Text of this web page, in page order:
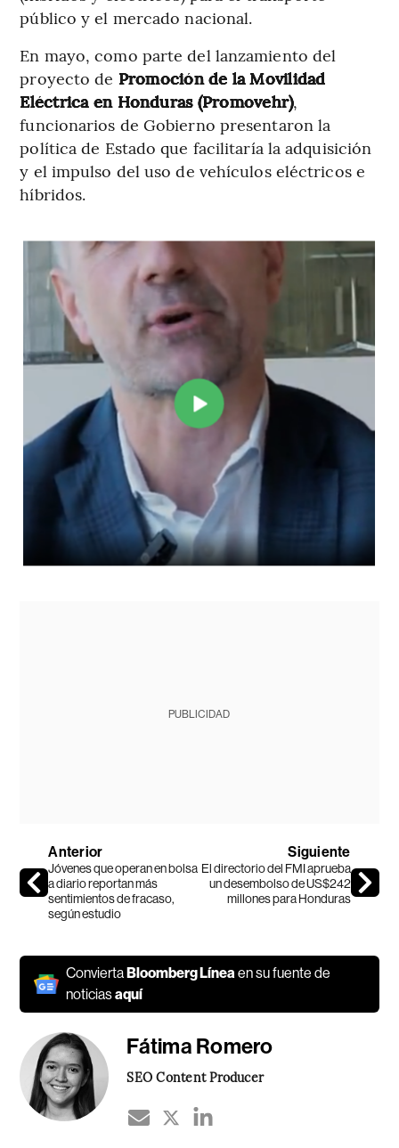
público y el mercado nacional.
En mayo, como parte del lanzamiento del
proyecto de Promoción de la Movilidad
Eléctrica en Honduras (Promovehr),
funcionarios de Gobierno presentaron la
política de Estado que facilitaría la adquisición
y el impulso del uso de vehículos eléctricos e
híbridos.
PUBLICIDAD
Anterior
Jóvenes que operan en bolsa
a diario reportan más
sentimientos de fracaso,
según estudio
Siguiente
El directorio del FMI aprueba
un desembolso de US$242
millones para Honduras
ConviertaBloomberg Líneaen su fuente de
noticiasaquí
Fátima Romero
SEO Content Producer